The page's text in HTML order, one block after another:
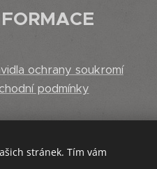
ochrany soukromí
podmínky
stránek. Tím vám